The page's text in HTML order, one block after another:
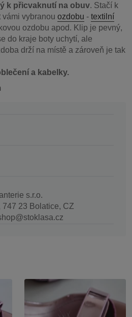
k přicvaknutí na obuv. Stačí k
vámi vybranou ozdobu - textilní
ozdobu apod. Klip je pevný,
do kraje boty uchytí, ale
drží na místě a zároveň je tak
a kabelky.
s.r.o.
747 23 Bolatice, CZ